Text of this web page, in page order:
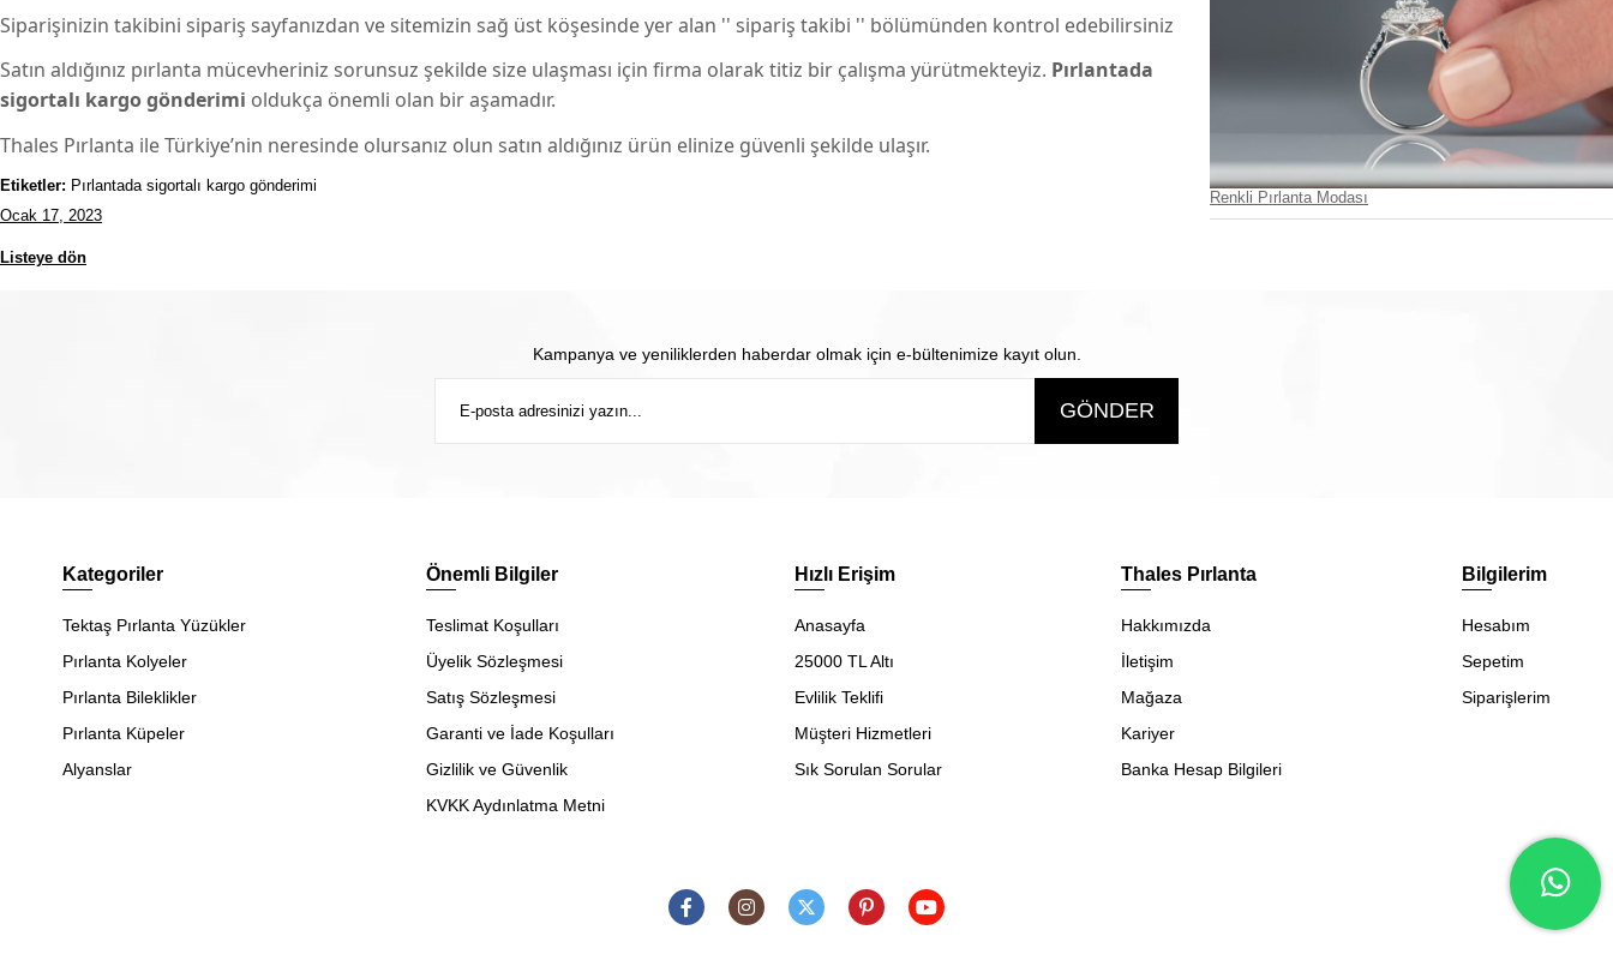
Siparişinizin takibini sipariş sayfanızdan ve sitemizin sağ üst köşesinde yer alan '' sipariş takibi '' bölümünden kontrol edebilirsiniz
Satın aldığınız pırlanta mücevheriniz sorunsuz şekilde size ulaşması için firma olarak titiz bir çalışma yürütmekteyiz. Pırlantada
sigortalı kargo gönderimi oldukça önemli olan bir aşamadır.
Thales Pırlanta ile Türkiye’nin neresinde olursanız olun satın aldığınız ürün elinize güvenli şekilde ulaşır.
Etiketler: Pırlantada sigortalı kargo gönderimi
Ocak 17, 2023
Listeye dön
Renkli Pırlanta Modası
Kampanya ve yeniliklerden haberdar olmak için e-bültenimize kayıt olun.
GÖNDER
Kategoriler
Tektaş Pırlanta Yüzükler
Pırlanta Kolyeler
Pırlanta Bileklikler
Pırlanta Küpeler
Alyanslar
Önemli Bilgiler
Teslimat Koşulları
Üyelik Sözleşmesi
Satış Sözleşmesi
Garanti ve İade Koşulları
Gizlilik ve Güvenlik
KVKK Aydınlatma Metni
Hızlı Erişim
Anasayfa
25000 TL Altı
Evlilik Teklifi
Müşteri Hizmetleri
Sık Sorulan Sorular
Thales Pırlanta
Hakkımızda
İletişim
Mağaza
Kariyer
Banka Hesap Bilgileri
Bilgilerim
Hesabım
Sepetim
Siparişlerim